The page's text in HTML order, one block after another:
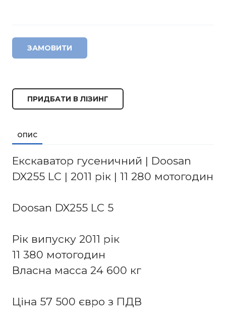
ЗАМОВИТИ
ПРИДБАТИ В ЛІЗИНГ
ОПИС
Екскаватор гусеничний | Doosan
DX255 LC | 2011 рік | 11 280 мотогодин
Doosan DX255 LC 5
Рік випуску 2011 рік
11 380 мотогодин
Власна масса 24 600 кг
Ціна 57 500 євро з ПДВ